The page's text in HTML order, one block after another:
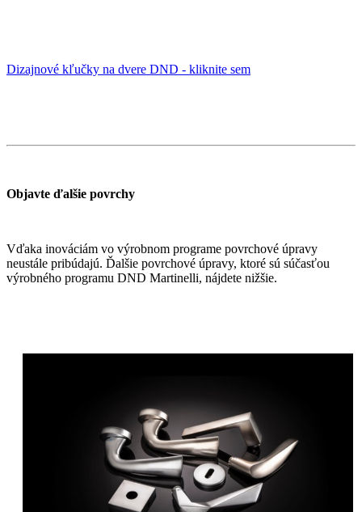
Dizajnové kľučky na dvere DND - kliknite sem
Objavte ďalšie povrchy
Vďaka inováciám vo výrobnom programe povrchové úpravy
neustále pribúdajú. Ďalšie povrchové úpravy, ktoré sú súčasťou
výrobného programu DND Martinelli, nájdete nižšie.